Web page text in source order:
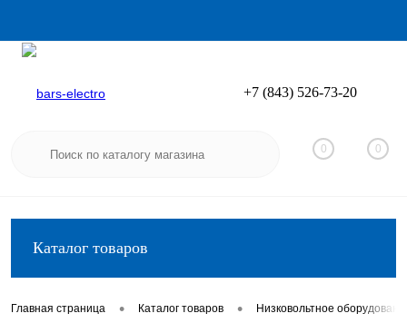
Вход
+7 (843) 526-73-20
0 0
Каталог товаров
Главная страница • Каталог товаров • Низковольтное